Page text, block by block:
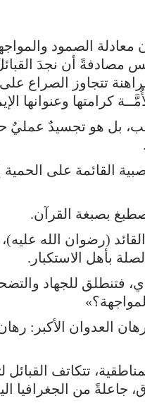
معادلة الصمود
مصادفةً أن نجدَ
تتجاوز الصراع
كرامتها وعنوانها
بل هو تجسيدٌ عمليٌ
القائمة على الحمية
بصبغة القرآن.
(رضوان الله
بأهل الاستكبار.
للجهاد
العدوان الأكبر: رهان
تتكاتف القبائل
جاعلةً من الجغرافيا